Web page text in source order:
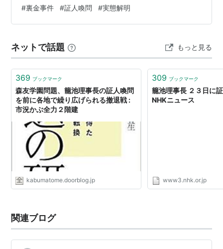
国民の疑問に一切答えず、『信頼回復』には程遠い。 最
低限、二階俊博氏と森喜朗氏の『証人喚問』をやらなけ
自身の処分を見送った岸田文雄首相は、 「国民と党員に
（責任を）判断してもらう」 と、どこまでも他人事なん
ですね。 民間企業では通用…
#裏金事件 #証人喚問 #実態解明
ネットで話題 もっと見る
369 ブックマーク
森友学園問題、籠池理事長の証人喚問
を前に各地で繰り広げられる撤退戦 :
市況かぶ全力２階建
kabumatome.doorblog.jp
309 ブックマーク
籠池理事長 ２３日に
NHKニュース
www3.nhk.or.jp
関連ブログ